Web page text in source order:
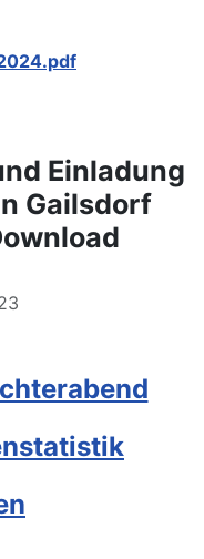
Einladung
Gailsdorf